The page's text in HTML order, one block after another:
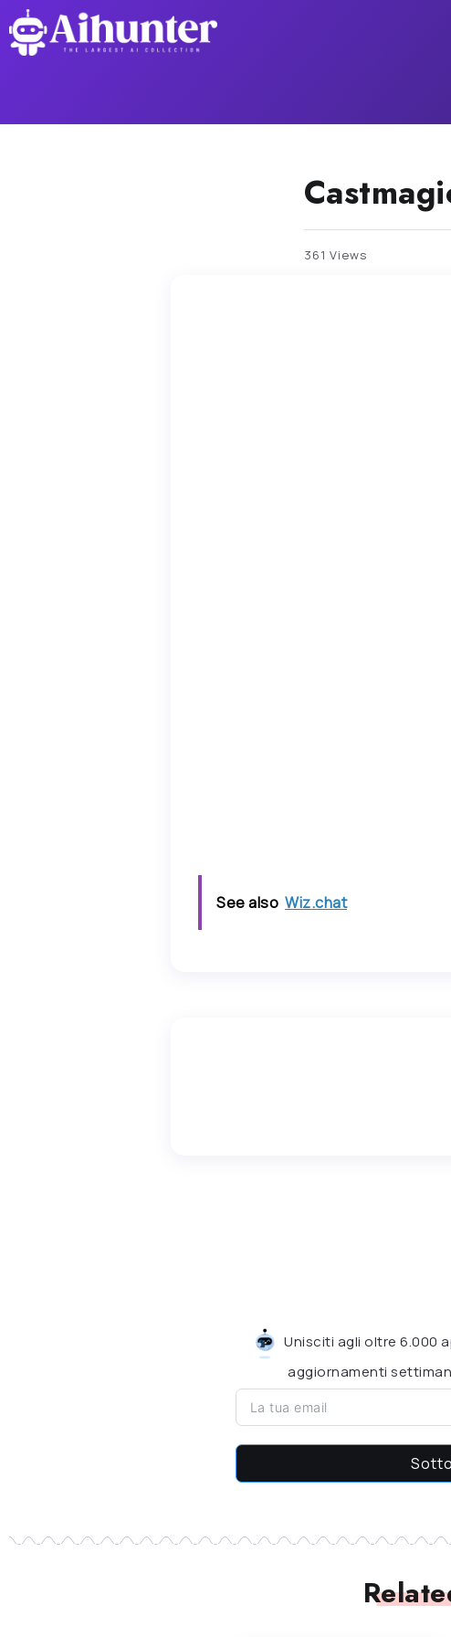
361 Views
See also Wiz.chat
Unisciti agli oltre 6.000
aggiornamenti